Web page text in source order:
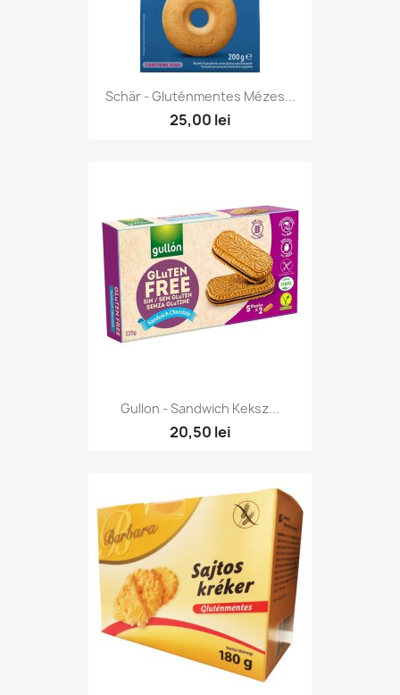
Schär - Gluténmentes Mézes...
25,00 lei
Gullon - Sandwich Keksz...
20,50 lei